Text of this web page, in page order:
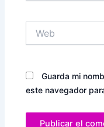
Guarda mi
este navegador